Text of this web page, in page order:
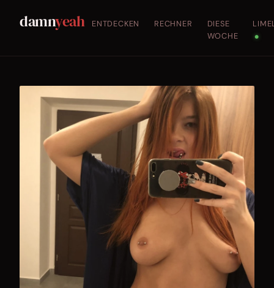
damnyeah ENTDECKEN RECHNER
DIESE
WOCHE
●